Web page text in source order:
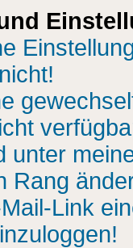
unter
Rang
Link